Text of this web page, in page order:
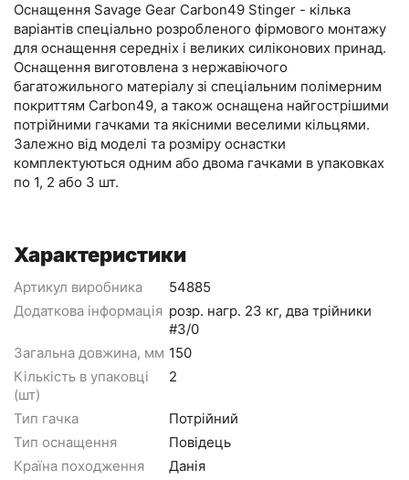
Оснащення Savage Gear Carbon49 Stinger - кілька
варіантів спеціально розробленого фірмового монтажу
для оснащення середніх і великих силіконових принад.
Оснащення виготовлена з нержавіючого
багатожильного матеріалу зі спеціальним полімерним
покриттям Carbon49, а також оснащена найгострішими
потрійними гачками та якісними веселими кільцями.
Залежно від моделі та розміру оснастки
комплектуються одним або двома гачками в упаковках
по 1, 2 або 3 шт.
Характеристики
Артикул виробника
54885
Додаткова інформація розр. нагр. 23 кг, два трійники
#3/0
Загальна довжина, мм 150
Кількість в упаковці
(шт)
2
Тип гачка
Потрійний
Тип оснащення
Повідець
Країна походження
Данія